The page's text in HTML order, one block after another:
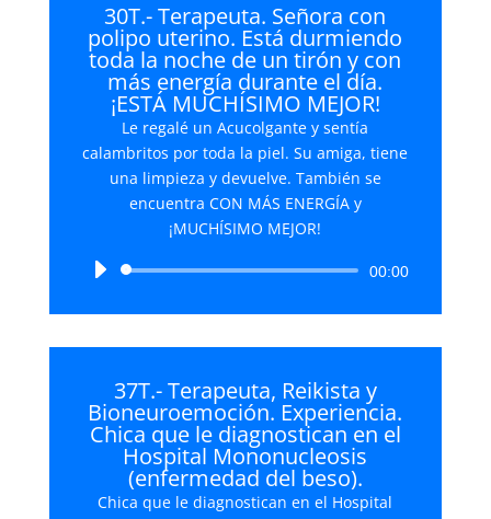
30T.- Terapeuta. Señora con
polipo uterino. Está durmiendo
toda la noche de un tirón y con
más energía durante el día.
¡ESTÁ MUCHÍSIMO MEJOR!
Le regalé un Acucolgante y sentía
calambritos por toda la piel. Su amiga, tiene
una limpieza y devuelve. También se
encuentra CON MÁS ENERGÍA y
¡MUCHÍSIMO MEJOR!
Reproductor
audio
00:00
37T.- Terapeuta, Reikista y
Bioneuroemoción. Experiencia.
Chica que le diagnostican en el
Hospital Mononucleosis
(enfermedad del beso).
Chica que le diagnostican en el Hospital